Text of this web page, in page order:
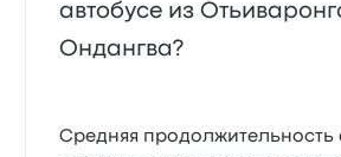
автобусе из
Ондангва?
Средняя продолжительность